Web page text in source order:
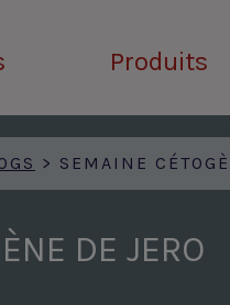
Produits
> SEMAINE
DE JERO